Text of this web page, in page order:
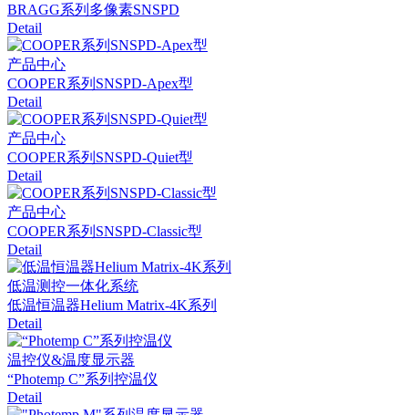
BRAGG系列多像素SNSPD
Detail
产品中心
COOPER系列SNSPD-Apex型
Detail
产品中心
COOPER系列SNSPD-Quiet型
Detail
产品中心
COOPER系列SNSPD-Classic型
Detail
低温测控一体化系统
低温恒温器Helium Matrix-4K系列
Detail
温控仪&温度显示器
“Photemp C”系列控温仪
Detail